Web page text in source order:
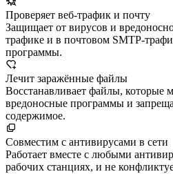
Проверяет веб-трафик и почту
Защищает от вирусов и
трафике и в почтовом SMTP-
программы.
Лечит заражённые файлы
Восстанавливает файлы, которые
вредоносные программы и
содержимое.
Совместим с антивирусами в сети
Работает вместе с любыми
рабочих станциях, и не